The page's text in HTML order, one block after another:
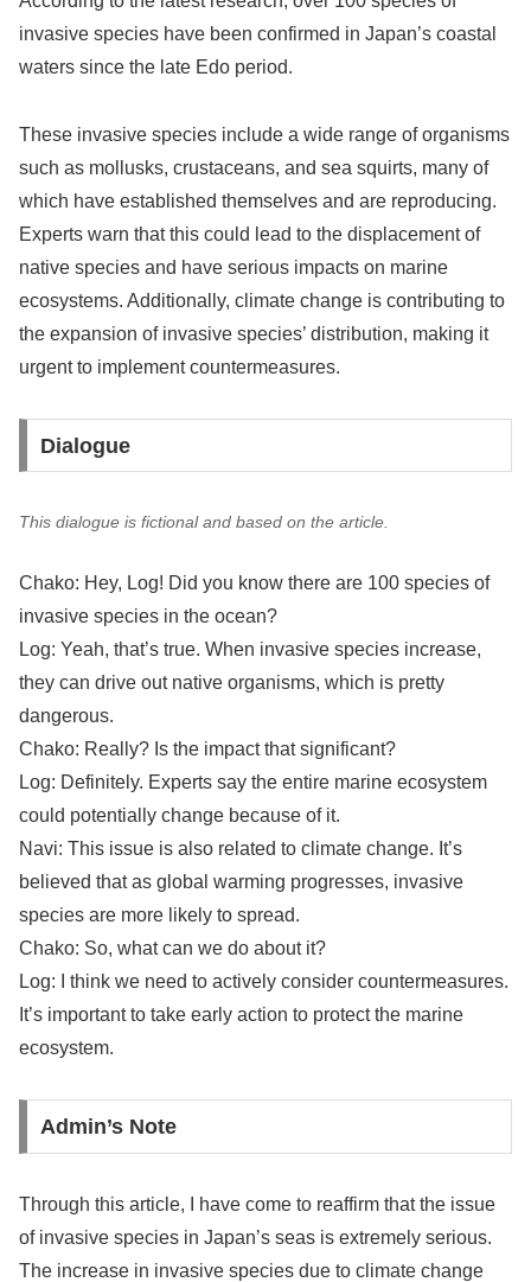
invasive species have been confirmed in Japan’s coastal
waters since the late Edo period.
These invasive species include a wide range of organisms
such as mollusks, crustaceans, and sea squirts, many of
which have established themselves and are reproducing.
Experts warn that this could lead to the displacement of
native species and have serious impacts on marine
ecosystems. Additionally, climate change is contributing to
the expansion of invasive species’ distribution, making it
urgent to implement countermeasures.
Dialogue
This dialogue is fictional and based on the article.
Chako: Hey, Log! Did you know there are 100 species of
invasive species in the ocean?
Log: Yeah, that’s true. When invasive species increase,
they can drive out native organisms, which is pretty
dangerous.
Chako: Really? Is the impact that significant?
Log: Definitely. Experts say the entire marine ecosystem
could potentially change because of it.
Navi: This issue is also related to climate change. It’s
believed that as global warming progresses, invasive
species are more likely to spread.
Chako: So, what can we do about it?
Log: I think we need to actively consider countermeasures.
It’s important to take early action to protect the marine
ecosystem.
Admin’s Note
Through this article, I have come to reaffirm that the issue
of invasive species in Japan’s seas is extremely serious.
The increase in invasive species due to climate change